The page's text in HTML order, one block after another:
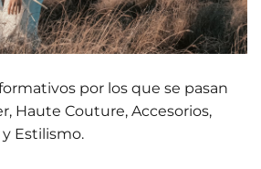
por los que se pasan
Haute Couture, Accesorios,
Estilismo.